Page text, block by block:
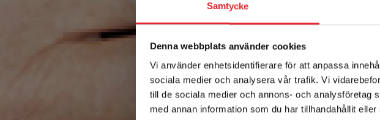
Samtycke
Denna webbplats använder cookies
Vi använder enhetsidentifierare för att anpassa
sociala medier och analysera vår trafik. Vi
till de sociala medier och annons- och analysföretag
med annan information som du har tillhandahållit